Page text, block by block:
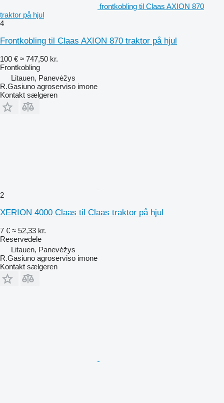
frontkobling til Claas AXION 870
traktor på hjul
4
Frontkobling til Claas AXION 870 traktor på hjul
100 € ≈ 747,50 kr.
Frontkobling
Litauen, Panevėžys
R.Gasiuno agroserviso imone
Kontakt sælgeren
2
XERION 4000 Claas til Claas traktor på hjul
7 € ≈ 52,33 kr.
Reservedele
Litauen, Panevėžys
R.Gasiuno agroserviso imone
Kontakt sælgeren